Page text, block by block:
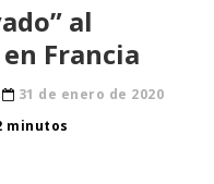
al
Francia
31 de enero de 2020
minutos